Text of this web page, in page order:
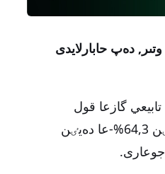
شامامەن 13 ميلليون ادام تابيعي گازعا قول
جەتكٸزگەن. 2026 جىلدىڭ قورىتىندىسى بويىنشا گازداندىرۋ دەڭگەيٸن 64,3%-عا دەيٸن